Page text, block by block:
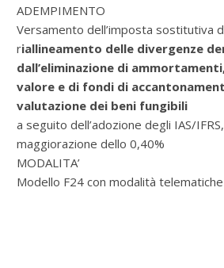
ADEMPIMENTO
Versamento dell’imposta sostitutiva
riallineamento delle divergenze
dall’eliminazione di
valore e di fondi di
valutazione dei beni fungibili
a seguito dell’adozione degli IAS/
maggiorazione dello 0,40%
MODALITA’
Modello F24 con modalità telematiche